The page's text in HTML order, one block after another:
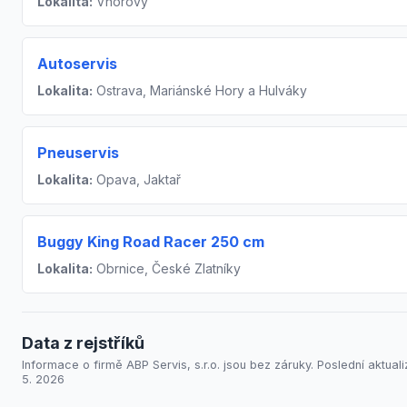
Autoservis
Lokalita: Ostrava, Mariánské Hory a Hulváky
Pneuservis
Lokalita: Opava, Jaktař
Buggy King Road Racer 250 cm
Lokalita: Obrnice, České Zlatníky
Data z rejstříků
Informace o firmě ABP Servis, s.r.o. jsou bez záruky. Poslední
5. 2026